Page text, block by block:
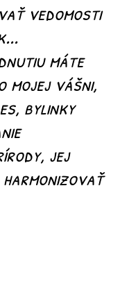
vedomosti
máte
mojej vášni,
bylinky
jej